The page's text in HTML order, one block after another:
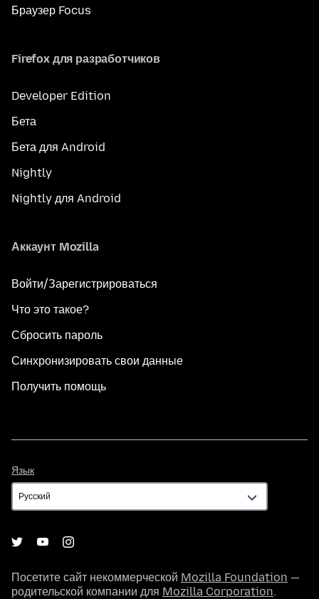
Браузер Focus
Firefox для разработчиков
Developer Edition
Бета
Бета для Android
Nightly
Nightly для Android
Аккаунт Mozilla
Войти/Зарегистрироваться
Что это такое?
Сбросить пароль
Синхронизировать свои данные
Получить помощь
Язык
Посетите сайт некоммерческой Mozilla Foundation —
родительской компании для Mozilla Corporation.